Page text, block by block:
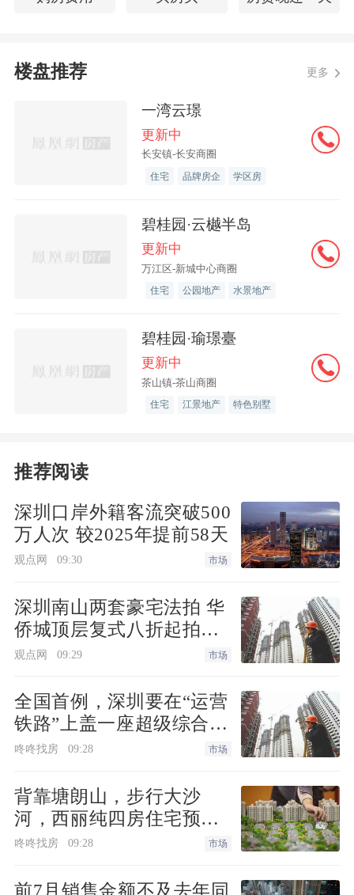
楼盘推荐 更多
一湾云璟
更新中
长安镇-长安商圈
住宅 品牌房企 学区房
碧桂园·云樾半岛
更新中
万江区-新城中心商圈
住宅 公园地产 水景地产
碧桂园·瑜璟臺
更新中
茶山镇-茶山商圈
住宅 江景地产 特色别墅
推荐阅读
深圳口岸外籍客流突破500
万人次 较2025年提前58天
观点网 09:30 市场
深圳南山两套豪宅法拍 华
侨城顶层复式八折起拍深
圳湾住宅1334.98万起
观点网 09:29 市场
全国首例，深圳要在“运营
铁路”上盖一座超级综合
体！
咚咚找房 09:28 市场
背靠塘朗山，步行大沙
河，西丽纯四房住宅预备
上新
咚咚找房 09:28 市场
前7月销售金额不及去年同